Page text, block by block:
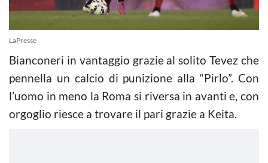
LaPresse
Bianconeri in vantaggio grazie al solito Tevez che
pennella un calcio di punizione alla “Pirlo”. Con
l’uomo in meno la Roma si riversa in avanti e, con
orgoglio riesce a trovare il pari grazie a Keita.